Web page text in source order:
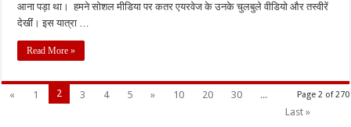
आना पड़ा था। हमने सोशल मीडिया पर कतर एयरवेज के उनके चुलबुले वीडियो और तस्वीरें
देखीं। इस यात्रा …
Read More »
Page 2 of 270
« 1 2 3 4 5 » 10 20 30
...
Last »